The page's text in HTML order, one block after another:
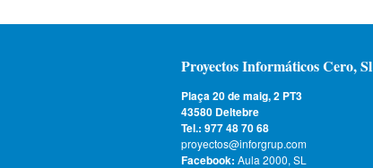
Proyectos Informáticos Cero, Sl
Plaça 20 de maig, 2 PT3
43580 Deltebre
Tel.: 977 48 70 68
proyectos@inforgrup.com
Facebook: Aula 2000, SL